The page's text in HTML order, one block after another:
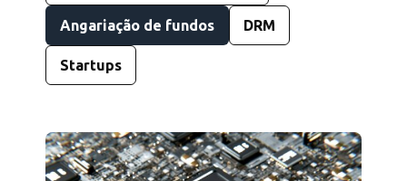
Angariação de fundos DRM
Startups